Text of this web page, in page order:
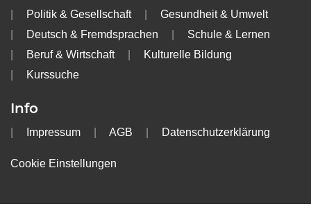
Politik & Gesellschaft
Gesundheit & Umwelt
Deutsch & Fremdsprachen
Schule & Lernen
Beruf & Wirtschaft
Kulturelle Bildung
Kurssuche
Info
Impressum AGB Datenschutzerklärung
Cookie Einstellungen